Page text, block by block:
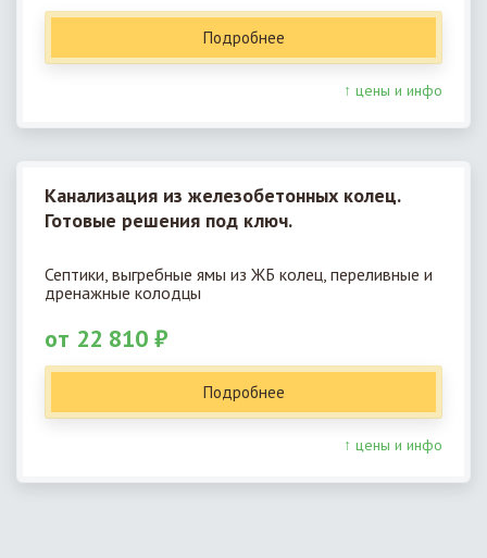
Подробнее
↑ цены и инфо
Канализация из железобетонных колец.
Готовые решения под ключ.
Септики, выгребные ямы из ЖБ колец, переливные и
дренажные колодцы
от 22 810 ₽
Подробнее
↑ цены и инфо